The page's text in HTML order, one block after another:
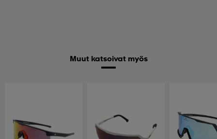
Muut katsoivat myös